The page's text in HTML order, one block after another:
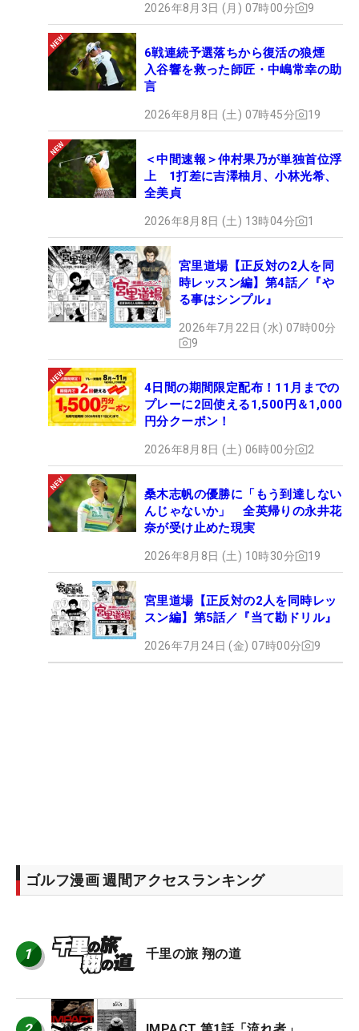
2026年8月3日 (月) 07時00分 9
6戦連続予選落ちから復活の狼煙
入谷響を救った師匠・中嶋常幸の助
言
2026年8月8日 (土) 07時45分 19
＜中間速報＞仲村果乃が単独首位浮
上 1打差に吉澤柚月、小林光希、
全美貞
2026年8月8日 (土) 13時04分 1
宮里道場【正反対の2人を同
時レッスン編】第4話／『や
る事はシンプル』
2026年7月22日 (水) 07時00分
9
4日間の期間限定配布！11月までの
プレーに2回使える1,500円＆1,000
円分クーポン！
2026年8月8日 (土) 06時00分 2
桑木志帆の優勝に「もう到達しない
んじゃないか」 全英帰りの永井花
奈が受け止めた現実
2026年8月8日 (土) 10時30分 19
宮里道場【正反対の2人を同時レッ
スン編】第5話／『当て勘ドリル』
2026年7月24日 (金) 07時00分 9
ゴルフ漫画 週間アクセスランキング
1 千里の旅 翔の道